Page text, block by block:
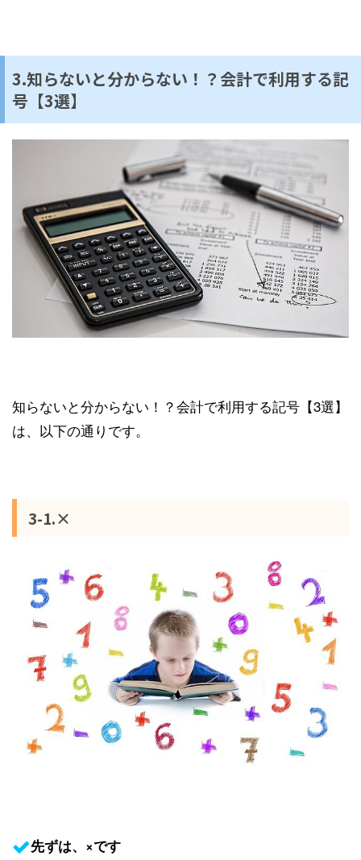
3.知らないと分からない！？会計で利用する記
号【3選】
知らないと分からない！？会計で利用する記号【3選】
は、以下の通りです。
3-1.×
先ずは、×です